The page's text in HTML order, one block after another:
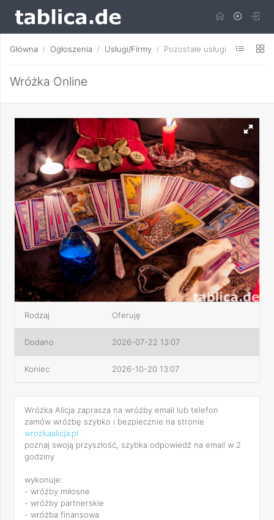
Główna Ogłoszenia Usługi/Firmy Pozostałe usługi
Wróżka Online
Rodzaj Oferuję
Dodano 2026-07-22 13:07
Koniec 2026-10-20 13:07
Wróżka Alicja zaprasza na wróżby email lub telefon
zamów wróżbę szybko i bezpiecznie na stronie
wrozkaalicja.pl
poznaj swoją przyszłość, szybka odpowiedź na email w 2
godziny
wykonuje:
- wróżby miłosne
- wróżby partnerskie
- wróżba finansowa